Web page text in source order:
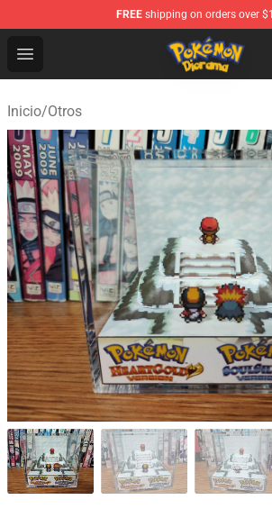
FREE shipping on orders over
Open menu
Pokemon Diorama Shop - The
Inicio/Otros